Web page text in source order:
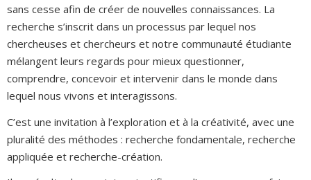
sans cesse afin de créer de nouvelles connaissances. La
recherche s’inscrit dans un processus par lequel nos
chercheuses et chercheurs et notre communauté étudiante
mélangent leurs regards pour mieux questionner,
comprendre, concevoir et intervenir dans le monde dans
lequel nous vivons et interagissons.
C’est une invitation à l’exploration et à la créativité, avec une
pluralité des méthodes : recherche fondamentale, recherche
appliquée et recherche-création.